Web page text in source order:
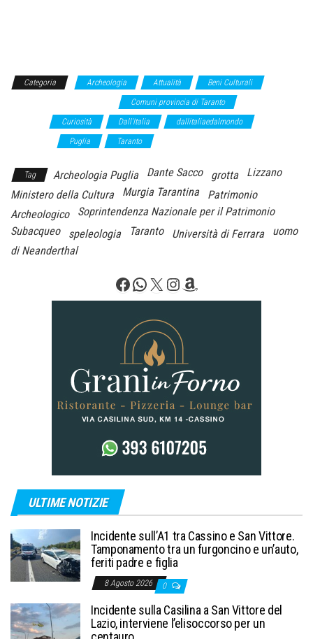
Categoria Archeologia Attualità
Beni Culturali
Comuni provincia di Taranto
Curiosità Dall'Italia dallitaliaedalmondo
Puglia Taranto
Tag Archeologia Puglia Dante Sacco grotta
Lizzano
Ministero della Cultura
Murgia Tarantina
Patrimonio
Archeologico
Soprintendenza Nazionale per il Patrimonio
Subacqueo
speleologia Taranto Università di Ferrara
uomo
di Neanderthal
Facebook
WhatsApp
X Instagram
Amazon
ULTIME NOTIZIE
Incidente sull’A1 tra Cassino e San Vittore.
Tamponamento tra un furgoncino e un’auto,
feriti padre e figlia
8 Agosto 2026 0
Incidente sulla Casilina a San Vittore del
Lazio, interviene l’elisoccorso per un